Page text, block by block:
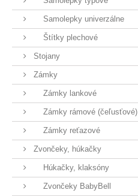
Samolepky univerzálne
Štítky plechové
Stojany
Zámky
Zámky lankové
Zámky rámové (čeľusťové)
Zámky reťazové
Zvončeky, húkačky
Húkačky, klaksóny
Zvončeky BabyBell